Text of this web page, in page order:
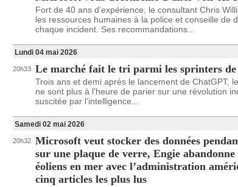
Fort de 40 ans d’expérience, le consultant Chris
les ressources humaines à la police et conseille de
chaque incident. Ses recommandations...
Lundi 04 mai 2026
20h33 Le marché fait le tri parmi les sprinters
Trois ans et demi après le lancement de ChatGPT,
ne sont plus à l'heure de parier sur une révolution
suscitée par l’intelligence...
Samedi 02 mai 2026
20h32 Microsoft veut stocker des données
sur une plaque de verre, Engie
éoliens en mer avec l’administration
cinq articles les plus lus